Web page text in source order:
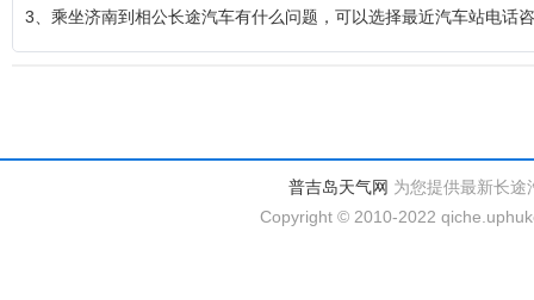
3、乘坐济南到相公长途汽车有什么问题，可以选择最近汽车站电话
普吉岛天气网 为您提供最新长途
Copyright © 2010-2022